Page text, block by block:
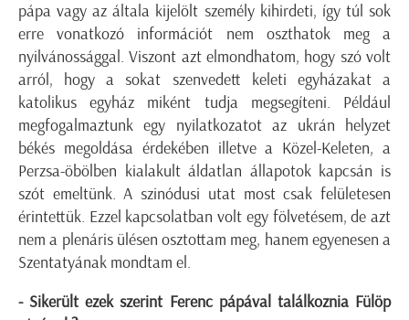
pápa vagy az általa kijelölt személy kihirdeti, így túl sok
erre vonatkozó információt nem oszthatok meg a
nyilvánossággal. Viszont azt elmondhatom, hogy szó volt
arról, hogy a sokat szenvedett keleti egyházakat a
katolikus egyház miként tudja megsegíteni. Például
megfogalmaztunk egy nyilatkozatot az ukrán helyzet
békés megoldása érdekében illetve a Közel-Keleten, a
Perzsa-öbölben kialakult áldatlan állapotok kapcsán is
szót emeltünk. A szinódusi utat most csak felületesen
érintettük. Ezzel kapcsolatban volt egy fölvetésem, de azt
nem a plenáris ülésen osztottam meg, hanem egyenesen a
Szentatyának mondtam el.
- Sikerült ezek szerint Ferenc pápával találkoznia Fülöp